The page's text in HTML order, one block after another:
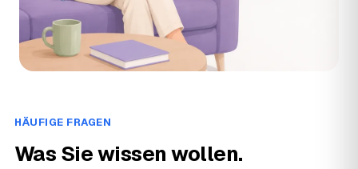
HÄUFIGE FRAGEN
Was Sie wissen wollen.